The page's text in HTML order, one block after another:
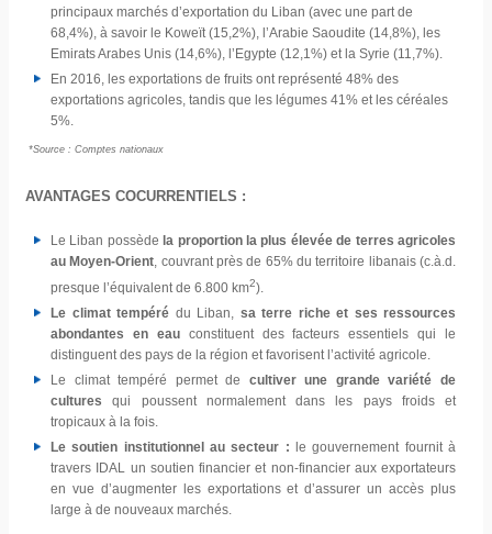
principaux marchés d’exportation du Liban (avec une part de
68,4%), à savoir le Koweït (15,2%), l’Arabie Saoudite (14,8%), les
Emirats Arabes Unis (14,6%), l’Egypte (12,1%) et la Syrie (11,7%).
En 2016, les exportations de fruits ont représenté 48% des
exportations agricoles, tandis que les légumes 41% et les céréales
5%.
*Source : Comptes nationaux
AVANTAGES COCURRENTIELS :
Le Liban possède la proportion la plus élevée de terres agricoles
au Moyen-Orient, couvrant près de 65% du territoire libanais (c.à.d.
presque l’équivalent de 6.800 km2).
Le climat tempéré du Liban, sa terre riche et ses ressources
abondantes en eauconstituent des facteurs essentiels qui le
distinguent des pays de la région et favorisent l’activité agricole.
Le climat tempéré permet de cultiver une grande variété de
cultures qui poussent normalement dans les pays froids et
tropicaux à la fois.
Le soutien institutionnel au secteur : le gouvernement fournit à
travers IDAL un soutien financier et non-financier aux exportateurs
en vue d’augmenter les exportations et d’assurer un accès plus
large à de nouveaux marchés.